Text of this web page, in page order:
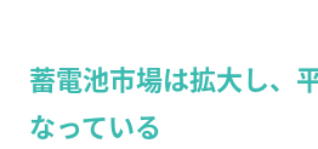
蓄電池市場は拡大し、
なっている